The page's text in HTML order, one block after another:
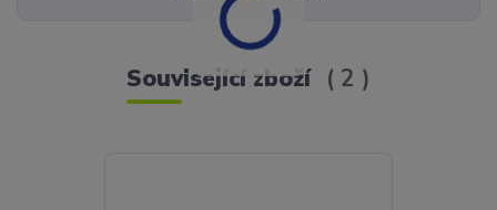
Související zboží 2